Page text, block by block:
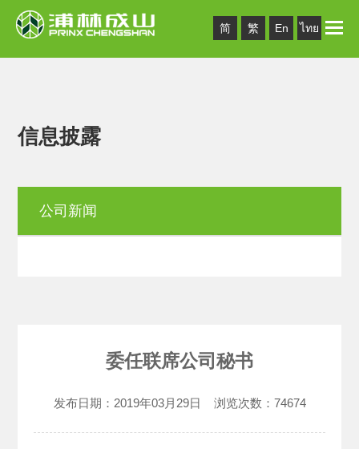
简 繁 En ไทย Toggle
信息披露
公司新闻
委任联席公司秘书
发布日期： 2019年03月29日 浏览次数： 74674